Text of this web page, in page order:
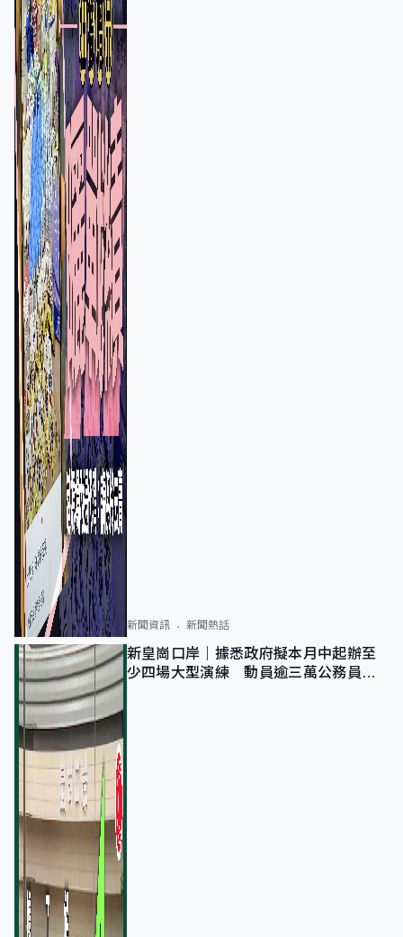
新聞資訊 新聞熱話
新皇崗口岸｜據悉政府擬本月中起辦至
少四場大型演練 動員逾三萬公務員人